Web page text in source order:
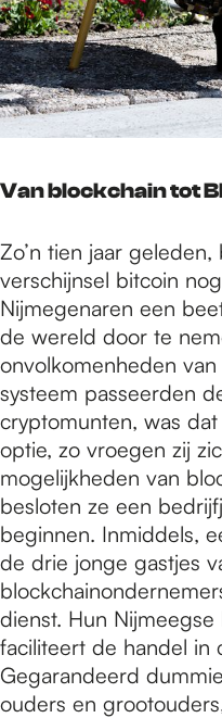
Van blockchain tot
Zo’n tien jaar
verschijnsel bitcoin
Nijmegenaren een
de wereld door te
onvolkomenheden
systeem passeerden
cryptomunten, was
optie, zo vroegen zij
mogelijkheden van
besloten ze een
beginnen. Inmiddels,
de drie jonge gastjes
dienst. Hun
faciliteert de handel in
Gegarandeerd
ouders en